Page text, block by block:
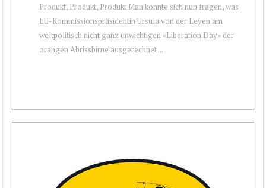
Produkt, Produkt, Produkt Man könnte sich nun fragen, was
EU-Kommissionspräsidentin Ursula von der Leyen am
weltpolitisch nicht ganz unwichtigen «Liberation Day» der
orangen Abrissbirne ausgerechnet ...